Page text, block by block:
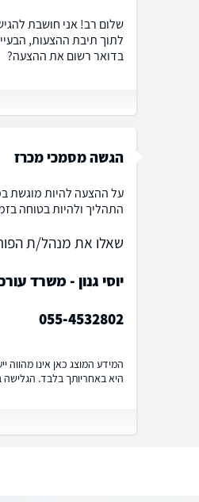
שלום רב! אני חושבת
לתוך תיבת ההצעות,
בדואר רשום את ההצעה?
הגשה מסמכי מכרז
על ההצעה להיות מוגשת
התהליך ולהיות בטוחה
שאלו את מנהל/ת
יוסי גנון - משרד
055-4532802
המידע המוצג כאן אינו
היא באחריותך בלבד.